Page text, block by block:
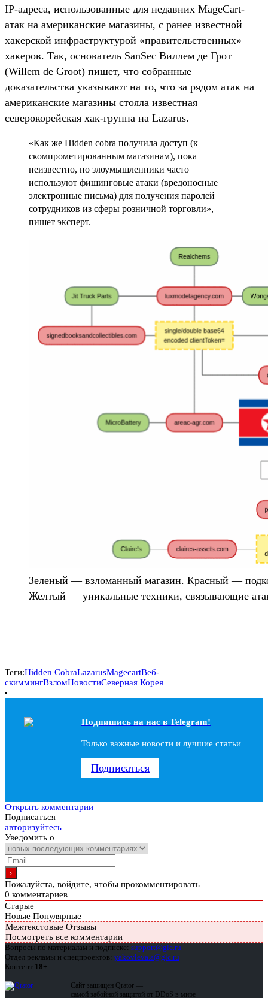
IP-адреса, использованные для недавних MageCart-
атак на американские магазины, с ранее известной
хакерской инфраструктурой «правительственных»
хакеров. Так, основатель SanSec Виллем де Грот
(Willem de Groot) пишет, что собранные
доказательства указывают на то, что за рядом атак на
американские магазины стояла известная
северокорейская хак-группа на Lazarus.
«Как же Hidden cobra получила доступ (к
скомпрометированным магазинам), пока
неизвестно, но злоумышленники часто
используют фишинговые атаки (вредоносные
электронные письма) для получения паролей
сотрудников из сферы розничной торговли», —
пишет эксперт.
Зеленый — взломанный магазин. Красный —
Желтый — уникальные техники, связывающие
Теги:Hidden CobraLazarusMagecartВеб-
скиммингВзломНовостиСеверная Корея
Подпишись на наc в Telegram!
Только важные новости и лучшие статьи
Подписаться
Открыть комментарии
Подписаться
авторизуйтесь
Уведомить о
Пожалуйста, войдите, чтобы прокомментировать
0 комментариев
Старые
Новые Популярные
Межтекстовые Отзывы
Посмотреть все комментарии
Вопросы по материалам и подписке: support@glc.ru
Отдел рекламы и спецпроектов: yakovleva.a@glc.ru
Контент 18+
Сайт защищен Qrator —
самой забойной защитой от DDoS в мире